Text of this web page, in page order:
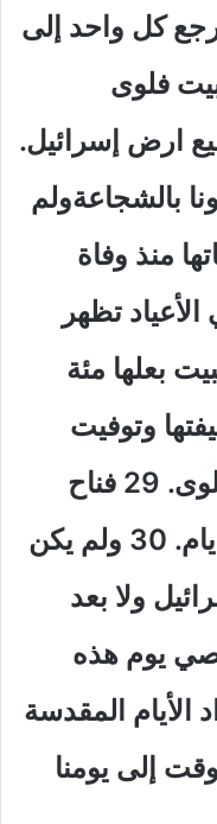
رجع كل واحد إلى
فلوى
ارض إسرائيل.
بالشجاعةولم
منذ وفاة
الأعياد تظهر
بعلها مئة
وتوفيت
.
29 فناح
.
30 ولم يكن
ولا بعد
يوم هذه
الأيام المقدسة
إلى يومنا